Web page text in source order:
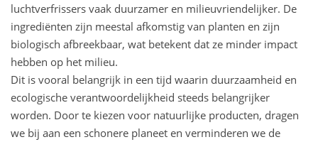
luchtverfrissers vaak duurzamer en milieuvriendelijker. De
ingrediënten zijn meestal afkomstig van planten en zijn
biologisch afbreekbaar, wat betekent dat ze minder impact
hebben op het milieu.
Dit is vooral belangrijk in een tijd waarin duurzaamheid en
ecologische verantwoordelijkheid steeds belangrijker
worden. Door te kiezen voor natuurlijke producten, dragen
we bij aan een schonere planeet en verminderen we de